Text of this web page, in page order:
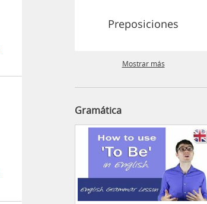
Preposiciones
Mostrar más
Gramática